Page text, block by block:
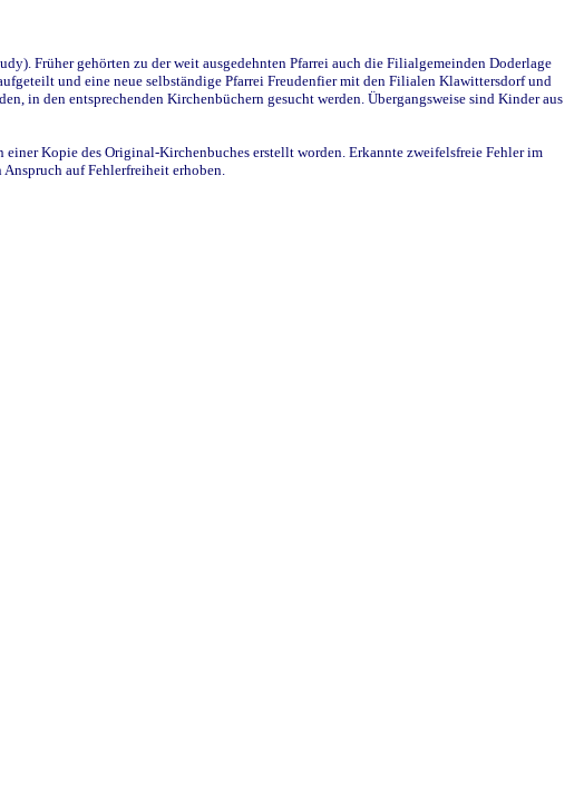
Früher gehörten zu der weit ausgedehnten Pfarrei auch die Filialgemeinden Doderlage
und eine neue selbständige Pfarrei Freudenfier mit den Filialen Klawittersdorf und
in den entsprechenden Kirchenbüchern gesucht werden. Übergangsweise sind Kinder aus
Kopie des Original-Kirchenbuches erstellt worden. Erkannte zweifelsfreie Fehler im
auf Fehlerfreiheit erhoben.